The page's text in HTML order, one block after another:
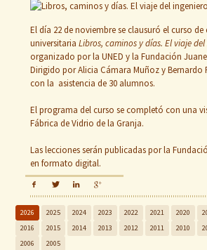
El día 22 de noviembre se clausuró el curso de
universitaria Libros, caminos y días. El viaje
organizado por la UNED y la Fundación
Dirigido por Alicia Cámara Muñoz y Bernardo
con la asistencia de 30 alumnos.
El programa del curso se completó con una
Fábrica de Vidrio de la Granja.
Las lecciones serán publicadas por la
en formato digital.
2026 2025 2024 2023 2022 2021 2020
2016
2015 2014 2013 2012 2011 2010
2006
2005